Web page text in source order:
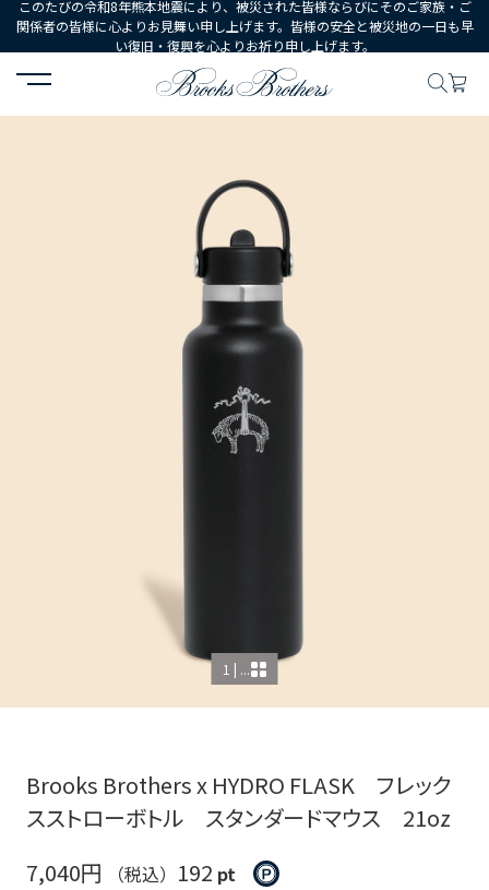
このたびの令和8年熊本地震により、被災された皆様ならびにそのご家族・ご
関係者の皆様に心よりお見舞い申し上げます。皆様の安全と被災地の一日も早
い復旧・復興を心よりお祈り申し上げます。
HOME シューズ・アクセサリー 小物・雑貨 Brooks
1 | ...
Brooks Brothers x HYDRO FLASK フレック
スストローボトル スタンダードマウス 21oz
7,040円
（税込） 192 pt